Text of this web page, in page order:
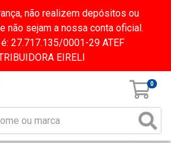
não realizem depósitos ou
não sejam a nossa conta oficial.
27.717.135/0001-29 ATEF
EIRELI
0